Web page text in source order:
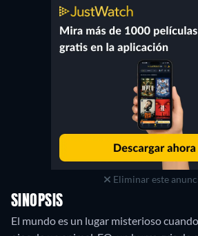
Eliminar este
SINOPSIS
El mundo es un lugar misterioso